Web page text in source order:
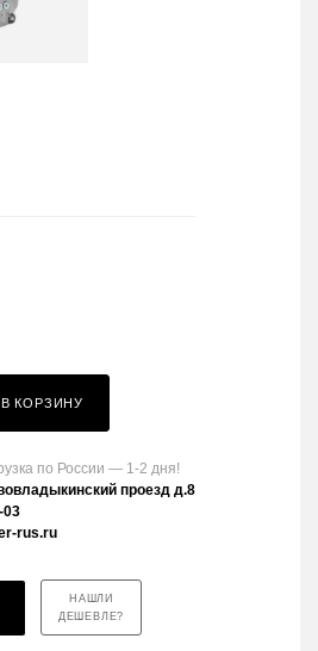
В КОРЗИНУ
по России — 1-2 дня!
проезд д.8
03
rus.ru
НАШЛИ
ДЕШЕВЛЕ?